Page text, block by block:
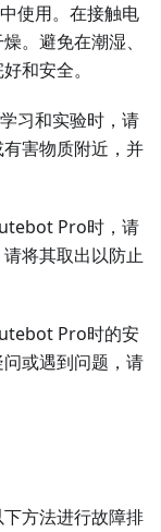
使用。在接触电
。避免在潮湿、
和安全。
习和实验时，请
害物质附近，并
Pro时，请
将其取出以防止
Pro时的安
或遇到问题，请
方法进行故障排